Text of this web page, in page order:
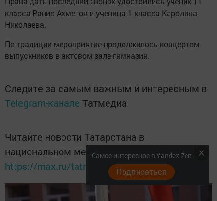
класса Ранис Ахметов и ученица 1 класса Каролина
Николаева.
По традиции мероприятие продолжилось концертом
выпускников в актовом зале гимназии.
Следите за самым важным и интересным в
Telegram-канале Татмедиа
Читайте новости Татарстана в
национальном мессенджере MАХ:
https://max.ru/tatmedia
Самое интересное в Yandex Zen
Подписаться